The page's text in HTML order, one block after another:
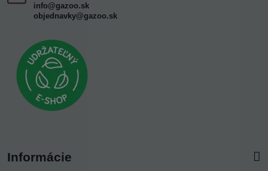
info@gazoo.sk
objednavky@gazoo.sk
Informácie